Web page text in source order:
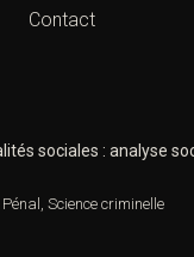
Contact
sociales : analyse
Pénal , Science criminelle